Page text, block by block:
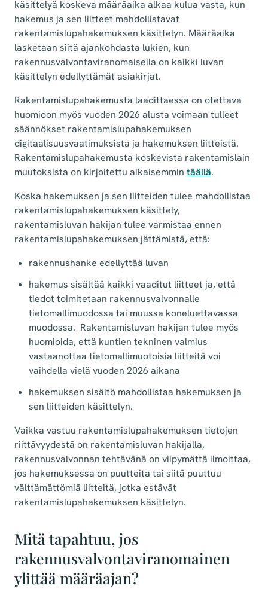
käsittelyä koskeva määräaika alkaa kulua vasta, kun
hakemus ja sen liitteet mahdollistavat
rakentamislupahakemuksen käsittelyn. Määräaika
lasketaan siitä ajankohdasta lukien, kun
rakennusvalvontaviranomaisella on kaikki luvan
käsittelyn edellyttämät asiakirjat.
Rakentamislupahakemusta laadittaessa on otettava
huomioon myös vuoden 2026 alusta voimaan tulleet
säännökset rakentamislupahakemuksen
digitaalisuusvaatimuksista ja hakemuksen liitteistä.
Rakentamislupahakemusta koskevista rakentamislain
muutoksista on kirjoitettu aikaisemmin täällä.
Koska hakemuksen ja sen liitteiden tulee mahdollistaa
rakentamislupahakemuksen käsittely,
rakentamisluvan hakijan tulee varmistaa ennen
rakentamislupahakemuksen jättämistä, että:
rakennushanke edellyttää luvan
hakemus sisältää kaikki vaaditut liitteet ja, että
tiedot toimitetaan rakennusvalvonnalle
tietomallimuodossa tai muussa koneluettavassa
muodossa. Rakentamisluvan hakijan tulee myös
huomioida, että kuntien tekninen valmius
vastaanottaa tietomallimuotoisia liitteitä voi
vaihdella vielä vuoden 2026 aikana
hakemuksen sisältö mahdollistaa hakemuksen ja
sen liitteiden käsittelyn.
Vaikka vastuu rakentamislupahakemuksen tietojen
riittävyydestä on rakentamisluvan hakijalla,
rakennusvalvonnan tehtävänä on viipymättä ilmoittaa,
jos hakemuksessa on puutteita tai siitä puuttuu
välttämättömiä liitteitä, jotka estävät
rakentamislupahakemuksen käsittelyn.
Mitä tapahtuu, jos
rakennusvalvontaviranomainen
ylittää määräajan?